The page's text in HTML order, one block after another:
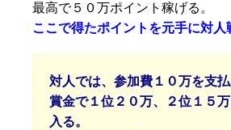
最高で５０万ポイント稼げる。
ここで得たポイントを元手に対人
対人では、参加費１０万を支
賞金で１位２０万、２位１５
入る。